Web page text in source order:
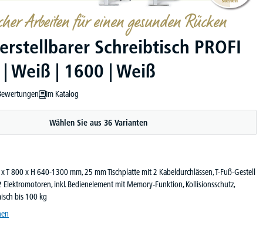
Arbeiten für einen gesunden Rücken
Schreibtisch PROFI
| Weiß | 1600 | Weiß
Im Katalog
Wählen Sie aus 36 Varianten
T 800 x H 640-1300 mm, 25 mm Tischplatte mit 2 Kabeldurchlässen, T-Fuß-Gestell
Elektromotoren, inkl. Bedienelement mit Memory-Funktion, Kollisionsschutz,
bis 100 kg